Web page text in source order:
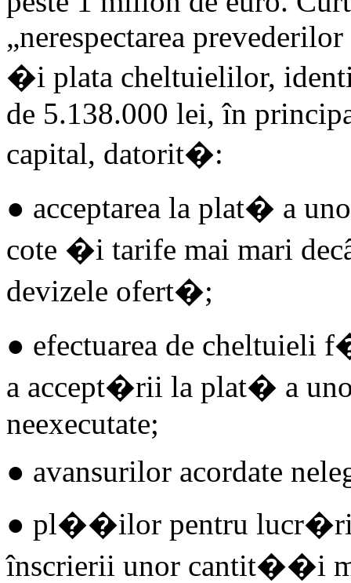
„nerespectarea
�i plata cheltuielilor,
de 5.138.000 lei, în
capital, datorit�:
● acceptarea la plat� a
cote �i tarife mai mari
devizele ofert�;
● efectuarea de cheltuieli
a accept�rii la plat� a
neexecutate;
● avansurilor acordate
● pl��ilor pentru lucr�ri
înscrierii unor cantit��i